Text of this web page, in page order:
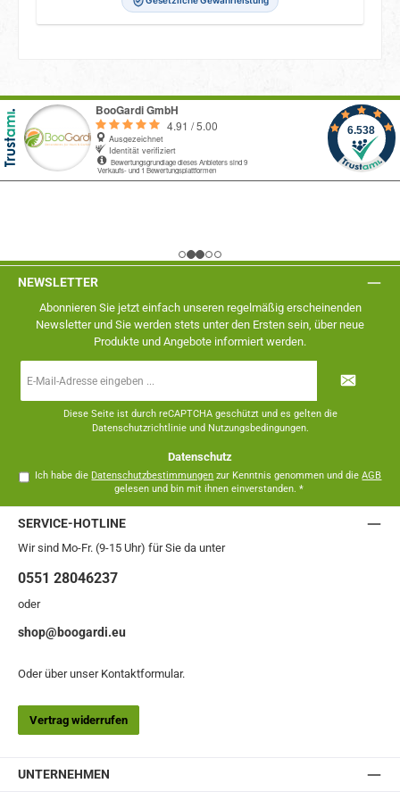
NEWSLETTER
Abonnieren Sie jetzt einfach unseren regelmäßig erscheinenden
Newsletter und Sie werden stets unter den Ersten sein, über neue
Produkte und Angebote informiert werden.
Mail-
Diese Seite ist durch reCAPTCHA geschützt und es gelten die
Datenschutzrichtlinieund Nutzungsbedingungen.
Datenschutz
Ich habe die Datenschutzbestimmungen zur Kenntnis genommen und dieAGB
gelesen und bin mit ihnen einverstanden. *
SERVICE-HOTLINE
Wir sind Mo-Fr. (9-15 Uhr) für Sie da unter
0551 28046237
oder
shop@boogardi.eu
Oder über unser Kontaktformular.
Vertrag widerrufen
UNTERNEHMEN